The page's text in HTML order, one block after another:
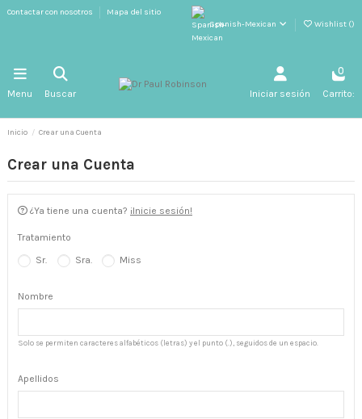
Contactar con nosotros
Mapa del sitio
Spanish-Mexican
Wishlist ()
Menu Buscar Iniciar sesión
0
Carrito:
Inicio Crear una Cuenta
Crear una Cuenta
¿Ya tiene una cuenta? ¡Inicie sesión!
Tratamiento
Sr. Sra. Miss
Nombre
Solo se permiten caracteres alfabéticos (letras) y el punto (.), seguidos de un espacio.
Apellidos